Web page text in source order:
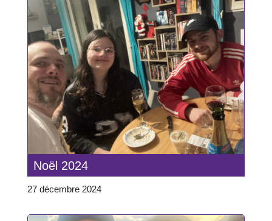
Noël 2024
27 décembre 2024